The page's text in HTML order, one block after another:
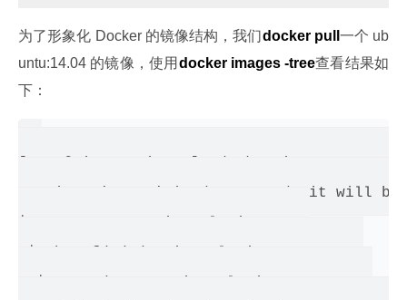
为了形象化 Docker 的镜像结构，我们docker pull 一个 ub
untu:14.04 的镜像，使用 docker images -tree查看结果如
下：
Warning: '-tree' is deprecated, it will be